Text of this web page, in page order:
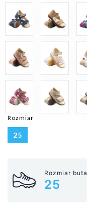
Rozmiar
25
Rozmiar buta
25